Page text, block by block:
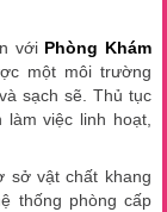
với Phòng Khám
một môi trường
sạch sẽ. Thủ tục
việc linh hoạt,
sở vật chất khang
thống phòng cấp